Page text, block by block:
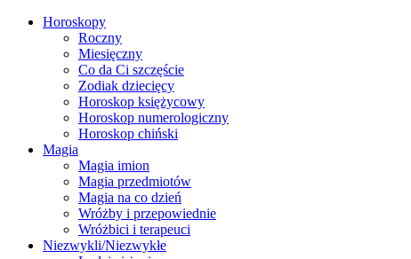
Horoskopy
Roczny
Miesięczny
Co da Ci szczęście
Zodiak dziecięcy
Horoskop księżycowy
Horoskop numerologiczny
Horoskop chiński
Magia
Magia imion
Magia przedmiotów
Magia na co dzień
Wróżby i przepowiednie
Wróżbici i terapeuci
Niezwykli/Niezwykłe